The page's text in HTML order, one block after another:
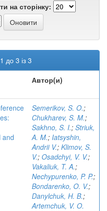
на сторінку:
до 3 із 3
Автор(и)
and
Semerikov, S. O.;
Chukharev, S. M.;
Sakhno, S. I.; Striuk,
A. M.; Iatsyshin,
Andrii V.; Klimov, S.
V.; Osadchyi, V. V.;
Vakaliuk, T. A.;
Nechypurenko, P. P.;
Bondarenko, O. V.;
Danylchuk, H. B.;
Artemchuk, V. O.